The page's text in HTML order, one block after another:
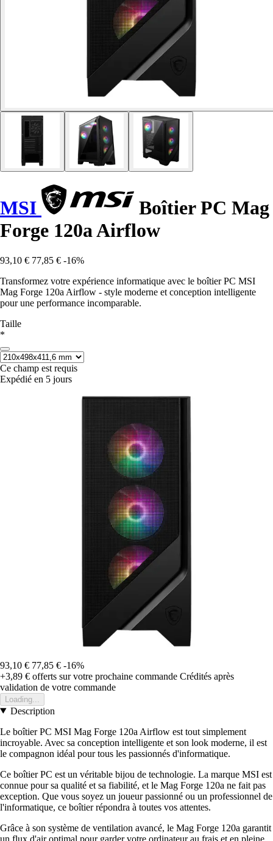
MSI
Boîtier PC Mag
Forge 120a Airflow
93,10 € 77,85 € -16%
Transformez votre expérience informatique avec le boîtier PC MSI
Mag Forge 120a Airflow - style moderne et conception intelligente
pour une performance incomparable.
Taille
*
Ce champ est requis
Expédié en 5 jours
93,10 € 77,85 € -16%
+3,89 € offerts sur votre prochaine commande Crédités après
validation de votre commande
Loading...
Description
Le boîtier PC MSI Mag Forge 120a Airflow est tout simplement
incroyable. Avec sa conception intelligente et son look moderne, il est
le compagnon idéal pour tous les passionnés d'informatique.
Ce boîtier PC est un véritable bijou de technologie. La marque MSI est
connue pour sa qualité et sa fiabilité, et le Mag Forge 120a ne fait pas
exception. Que vous soyez un joueur passionné ou un professionnel de
l'informatique, ce boîtier répondra à toutes vos attentes.
Grâce à son système de ventilation avancé, le Mag Forge 120a garantit
un flux d'air optimal pour garder votre ordinateur au frais et en pleine